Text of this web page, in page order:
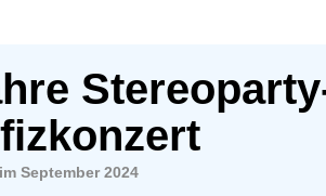
September 2024